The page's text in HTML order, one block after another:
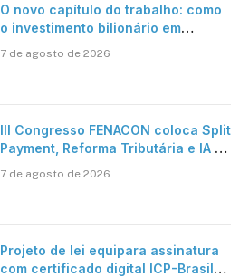
O novo capítulo do trabalho: como
o investimento bilionário em
verdadeira era da inteligência
7 de agosto de 2026
III Congresso FENACON coloca Split
Payment, Reforma Tributária e IA no
7 de agosto de 2026
Projeto de lei equipara assinatura
com certificado digital ICP-Brasil